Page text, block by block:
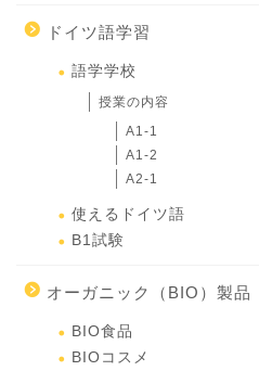
ドイツ語学習
語学学校
授業の内容
A1-1
A1-2
A2-1
使えるドイツ語
B1試験
オーガニック（BIO）製品
BIO食品
BIOコスメ